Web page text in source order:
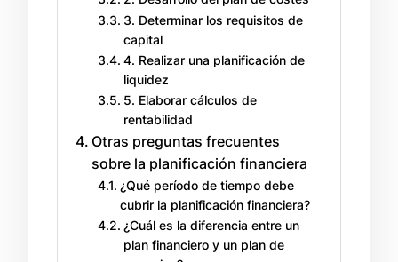
3. Determinar los requisitos de
capital
4. Realizar una planificación de
liquidez
5. Elaborar cálculos de
rentabilidad
Otras preguntas frecuentes
sobre la planificación financiera
¿Qué período de tiempo debe
cubrir la planificación financiera?
¿Cuál es la diferencia entre un
plan financiero y un plan de